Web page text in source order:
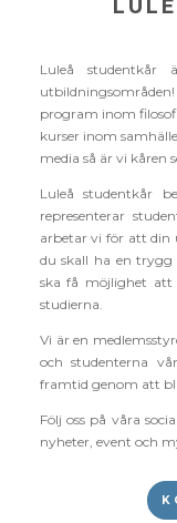
Luleå
program inom
kurser inom
media så är vi kåren
Luleå studentkår
representerar
arbetar vi för att din
du skall ha en trygg
ska få möjlighet
studierna.
Vi är en
och studenterna
framtid genom att
Följ oss på våra
nyheter, event och